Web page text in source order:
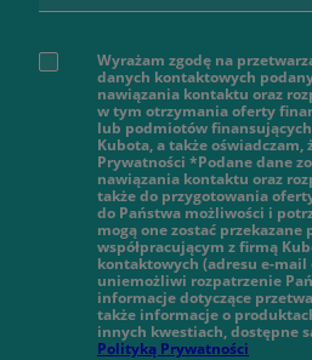
Wyrażam zgodę na
danych kontaktowych
nawiązania kontaktu oraz
w tym otrzymania oferty
lub podmiotów
Kubota, a także oświadczam,
Prywatności *Podane dane
nawiązania kontaktu oraz
także do przygotowania
do Państwa możliwości i
mogą one zostać
współpracującym z firmą
kontaktowych (adresu e-
uniemożliwi rozpatrzenie
informacje dotyczące
także informacje o
innych kwestiach, dostępne
Polityką Prywatności